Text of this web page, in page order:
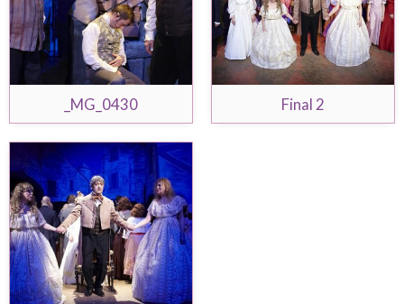
_MG_0430 Final 2